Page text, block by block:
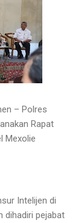
– Polres
Rapat
Mexolie
Intelijen di
dihadiri pejabat